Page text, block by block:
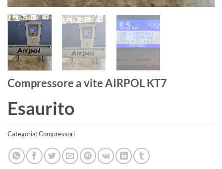
Compressore a vite AIRPOL KT7
Esaurito
Categoria:Compressori